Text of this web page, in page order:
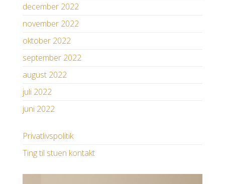
december 2022
november 2022
oktober 2022
september 2022
august 2022
juli 2022
juni 2022
Privatlivspolitik
Ting til stuen kontakt